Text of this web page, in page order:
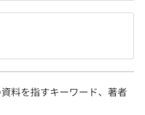
料を指すキーワード、著者